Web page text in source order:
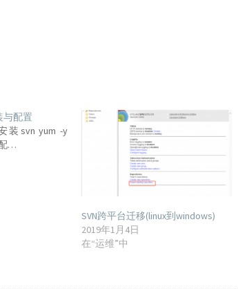
与配置
装svn yum -y
…
SVN跨平台迁移(linux到windows)
2019年1月4日
在“运维”中